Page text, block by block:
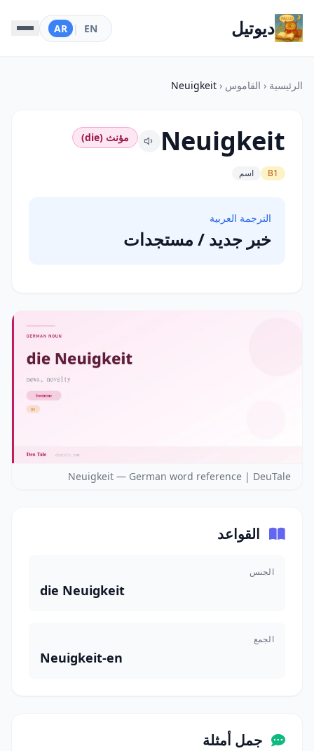
ديوتيل EN
|
AR
الرئيسية ‹ القاموس ‹
Neuigkeit
Neuigkeit مؤنث (die)
B1 اسم
الترجمة العربية
خبر جديد / مستجدات
Neuigkeit — German word reference | DeuTale
القواعد
الجنس
die Neuigkeit
الجمع
Neuigkeit-en
جمل أمثلة